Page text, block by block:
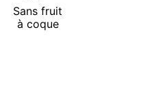
Sans fruit
à coque